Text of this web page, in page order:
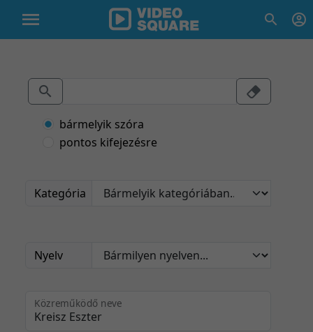
bármelyik szóra
pontos kifejezésre
Kategória
Nyelv
Közreműködő neve